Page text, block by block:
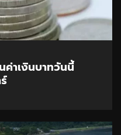
ค่าเงินบาทวันนี้